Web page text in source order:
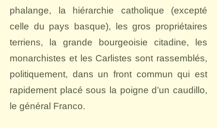
phalange, la hiérarchie catholique (excepté
celle du pays basque), les gros propriétaires
terriens, la grande bourgeoisie citadine, les
monarchistes et les Carlistes sont rassemblés,
politiquement, dans un front commun qui est
rapidement placé sous la poigne d’un caudillo,
le général Franco.